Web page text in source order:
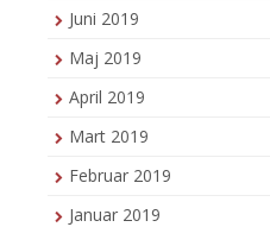
Juni 2019
Maj 2019
April 2019
Mart 2019
Februar 2019
Januar 2019